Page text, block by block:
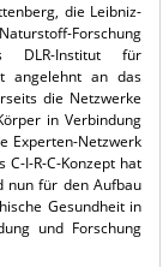
die Leibniz-
Forschung
DLR-Institut für
angelehnt an das
die Netzwerke
in Verbindung
Experten-Netzwerk
I-R-C-Konzept hat
nun für den Aufbau
Gesundheit in
und Forschung